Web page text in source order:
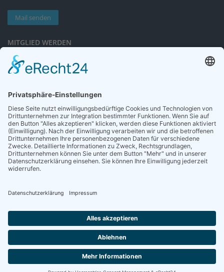
Mail senden
MITGLIED WERDEN
Sieben gute Gründe
für Ihre Mitgliedschaft
NEWSLETTER
Neuigkeiten rund um die Geriatrie und die DGG – regelmäßig in Ihrem
Postfach.
Die Zeitschrift für Gerontologie und Geriatrie informiert über Neues aus
unserem Fach.